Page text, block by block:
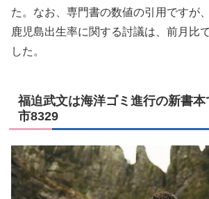
た。なお、専門書の数値の引用ですが
鹿児島出生率に関する討議は、前月比
した。
福迫武文は海洋ゴミ進行の新書
市8329